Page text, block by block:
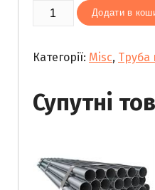
Труба
профільна
220х220х8
Додати в
Категорії: Misc, Труба
Супутні